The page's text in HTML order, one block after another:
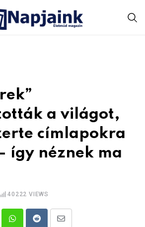
a világot,
címlapokra
így néznek ma
40222 VIEWS
WhatsappRedditShare